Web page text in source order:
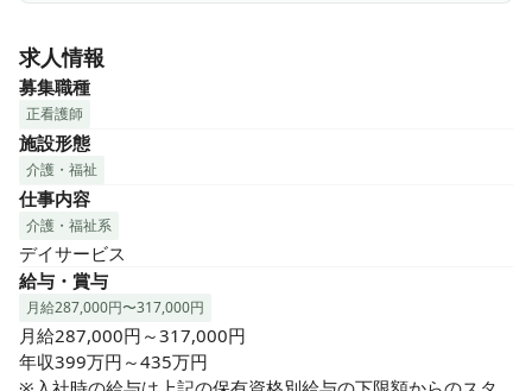
夜勤なし、残業少なめで、ワークライフバランスを大切に
できます！
★ご利用者様と深く向き合いたい方
一人ひとりのご利用者様とじっくり関わり、生活全般をサ
ポートする看護にやりがいを感じられます！
★地域医療に貢献したい方
住み慣れた地域で、ご利用者様の「自分らしい暮らし」を
支える看護に魅力を感じる方！
求人情報
募集職種
正看護師
施設形態
介護・福祉
仕事内容
介護・福祉系
デイサービス
給与・賞与
月給287,000円〜317,000円
月給287,000円～317,000円
年収399万円～435万円